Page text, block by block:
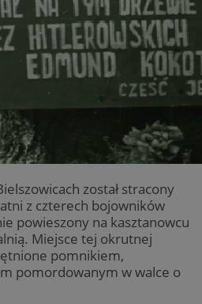
został stracony
z czterech bojowników
powieszony na kasztanowcu
Miejsce tej okrutnej
pomnikiem,
pomordowanym w walce o